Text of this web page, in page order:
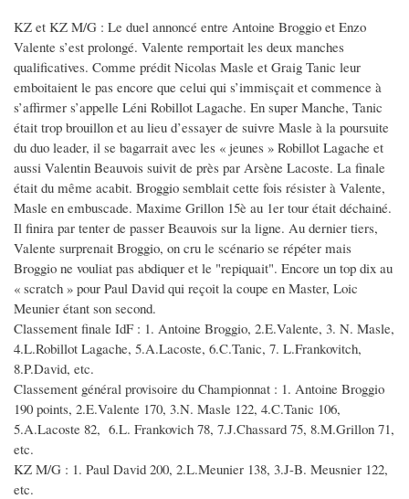
KZ et KZ M/G : Le duel annoncé entre Antoine Broggio et Enzo
Valente s’est prolongé. Valente remportait les deux manches
qualificatives. Comme prédit Nicolas Masle et Graig Tanic leur
emboitaient le pas encore que celui qui s’immisçait et commence à
s’affirmer s’appelle Léni Robillot Lagache. En super Manche, Tanic
était trop brouillon et au lieu d’essayer de suivre Masle à la poursuite
du duo leader, il se bagarrait avec les « jeunes » Robillot Lagache et
aussi Valentin Beauvois suivit de près par Arsène Lacoste. La finale
était du même acabit. Broggio semblait cette fois résister à Valente,
Masle en embuscade. Maxime Grillon 15è au 1er tour était déchainé.
Il finira par tenter de passer Beauvois sur la ligne. Au dernier tiers,
Valente surprenait Broggio, on cru le scénario se répéter mais
Broggio ne vouliat pas abdiquer et le "repiquait". Encore un top dix au
« scratch » pour Paul David qui reçoit la coupe en Master, Loic
Meunier étant son second.
Classement finale IdF : 1. Antoine Broggio, 2.E.Valente, 3. N. Masle,
4.L.Robillot Lagache, 5.A.Lacoste, 6.C.Tanic, 7. L.Frankovitch,
8.P.David, etc.
Classement général provisoire du Championnat : 1. Antoine Broggio
190 points, 2.E.Valente 170, 3.N. Masle 122, 4.C.Tanic 106,
5.A.Lacoste 82, 6.L. Frankovich 78, 7.J.Chassard 75, 8.M.Grillon 71,
etc.
KZ M/G : 1. Paul David 200, 2.L.Meunier 138, 3.J-B. Meusnier 122,
etc.